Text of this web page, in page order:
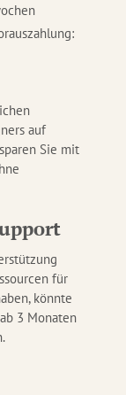
auf
Sie mit
für
könnte
3 Monaten